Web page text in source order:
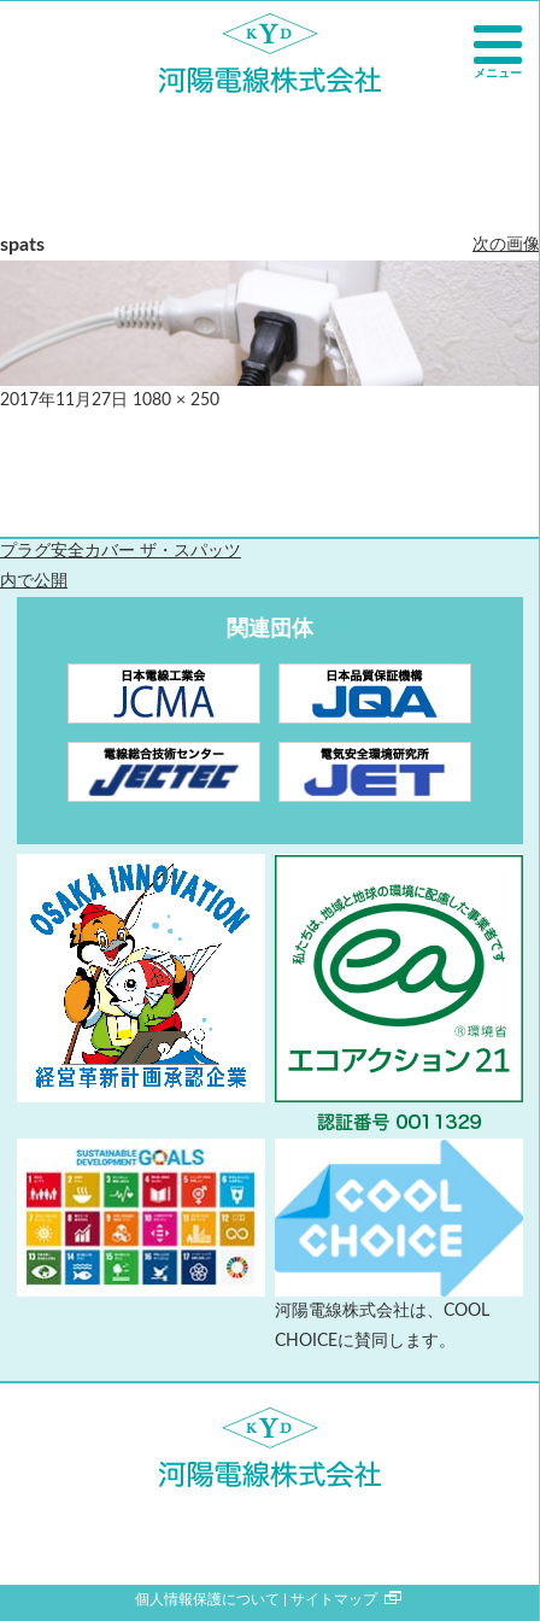
次の画像
spats
2017年11月27日 1080 × 250
プラグ安全カバー ザ・スパッツ
内で公開
関連団体
河陽電線株式会社は、COOL
CHOICEに賛同します。
個人情報保護について サイトマップ
メニュー